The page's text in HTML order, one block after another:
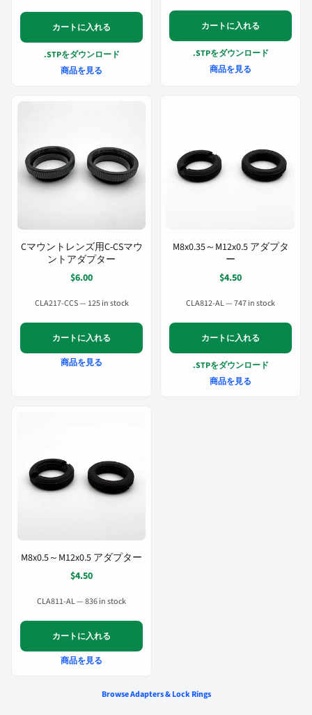
カートに入れる
.STPをダウンロード
商品を見る
カートに入れる
.STPをダウンロード
商品を見る
Cマウントレンズ用C-CSマウ
ントアダプター
$6.00
CLA217-CCS — 125 in stock
カートに入れる
商品を見る
M8x0.35～M12x0.5 アダプタ
ー
$4.50
CLA812-AL — 747 in stock
カートに入れる
.STPをダウンロード
商品を見る
M8x0.5～M12x0.5 アダプター
$4.50
CLA811-AL — 836 in stock
カートに入れる
商品を見る
Browse Adapters & Lock Rings